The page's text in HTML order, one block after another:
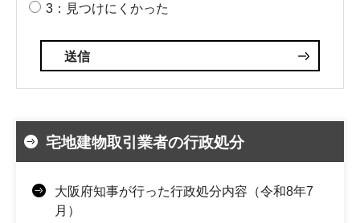
3：見つけにくかった
宅地建物取引業者の行政処分
大阪府知事が行った行政処分内容（令和8年7
月）